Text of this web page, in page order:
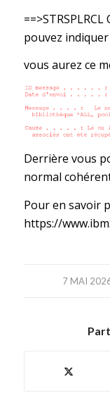
pouvez
vous aurez ce
Derrière vous
normal
Pour en savoir
https://
7 MAI
/